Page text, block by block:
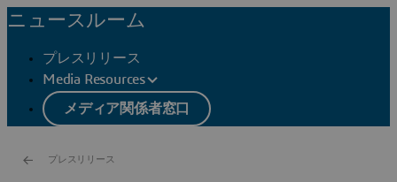
ニュースルーム
プレスリリース
Media Resources
メディア関係者窓口
プレスリリース